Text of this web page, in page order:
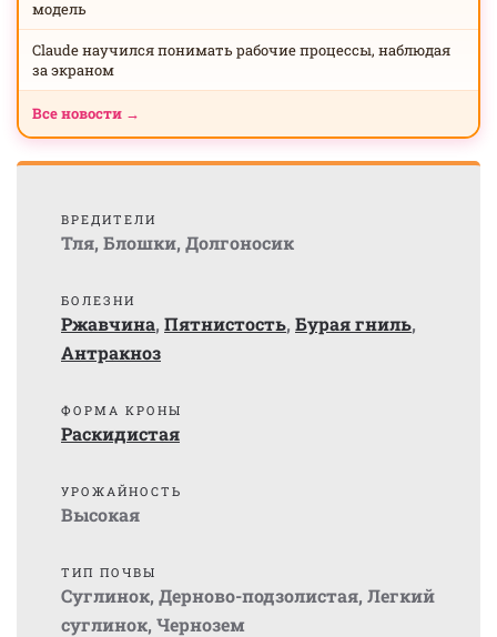
модель
Claude научился понимать рабочие процессы, наблюдая
за экраном
Все новости →
ВРЕДИТЕЛИ
Тля, Блошки, Долгоносик
БОЛЕЗНИ
Ржавчина, Пятнистость, Бурая гниль,
Антракноз
ФОРМА КРОНЫ
Раскидистая
УРОЖАЙНОСТЬ
Высокая
ТИП ПОЧВЫ
Суглинок, Дерново-подзолистая, Легкий
суглинок, Чернозем